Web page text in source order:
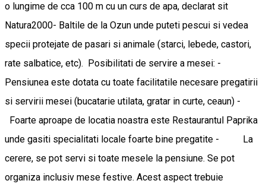
o lungime de cca 100 m cu un curs de apa, declarat sit
Natura2000- Baltile de la Ozun unde puteti pescui si vedea
specii protejate de pasari si animale (starci, lebede, castori,
rate salbatice, etc). Posibilitati de servire a mesei: -
Pensiunea este dotata cu toate facilitatile necesare pregatirii
si servirii mesei (bucatarie utilata, gratar in curte, ceaun) -
Foarte aproape de locatia noastra este Restaurantul Paprika
unde gasiti specialitati locale foarte bine pregatite - La
cerere, se pot servi si toate mesele la pensiune. Se pot
organiza inclusiv mese festive. Acest aspect trebuie